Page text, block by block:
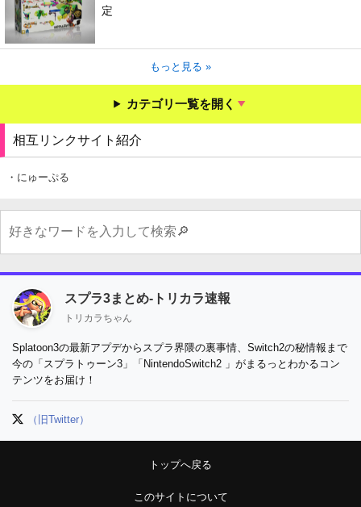
定
もっと見る »
カテゴリ一覧を開く
相互リンクサイト紹介
・にゅーぷる
スプラ3まとめ-トリカラ速報
トリカラちゃん
Splatoon3の最新アプデからスプラ界隈の裏事情、Switch2の秘情報まで
今の「スプラトゥーン3」「NintendoSwitch2 」がまるっとわかるコン
テンツをお届け！
（旧Twitter）
トップへ戻る
このサイトについて